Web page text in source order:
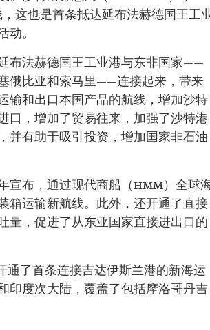
这也是首条抵达延布法赫德国王工
动。
布法赫德国王工业港与东非国家——
俄比亚和索马里——连接起来，带来
输和出口本国产品的航线，增加沙特
口，增加了贸易往来，加强了沙特港
并有助于吸引投资，增加国家非石油
宣布，通过现代商船（HMM）全球
箱运输新航线。此外，还开通了直接
量，促进了从东亚国家直接进出口的
通了首条连接吉达伊斯兰港的新海运
印度次大陆，覆盖了包括摩洛哥丹吉